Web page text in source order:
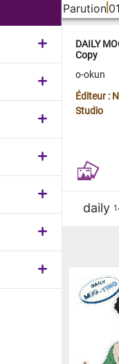
Parution
DAILY
Copy
o-okun
Éditeur :
Studio
daily